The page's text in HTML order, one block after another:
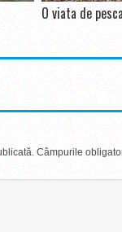
O viata de
Câmpurile